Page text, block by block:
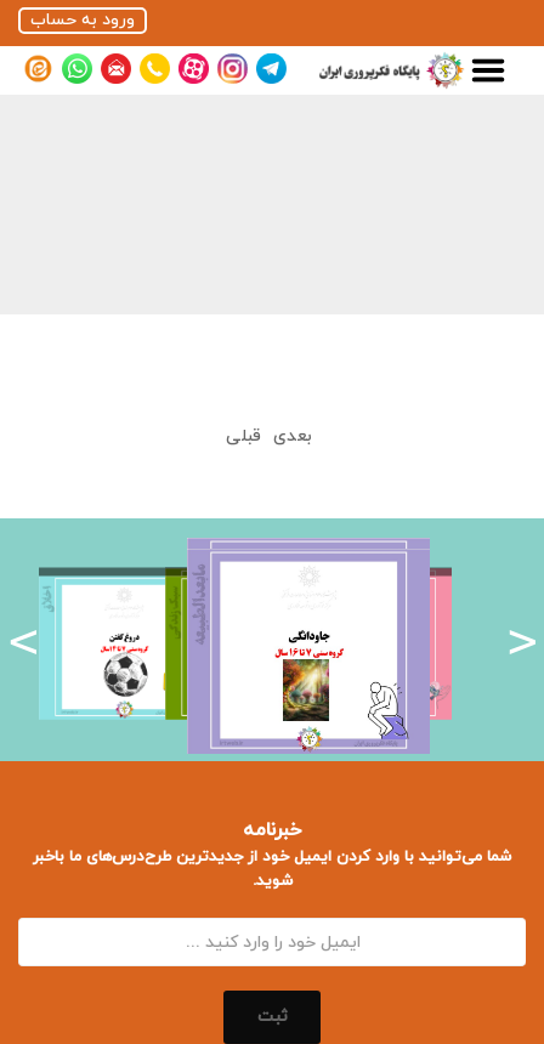
ورود به حساب
قبلی بعدی
< >
خبرنامه
شما می‌توانید با وارد کردن ایمیل خود از جدید‌ترین طرح‌درس‌های ما باخبر
شوید.
ثبت